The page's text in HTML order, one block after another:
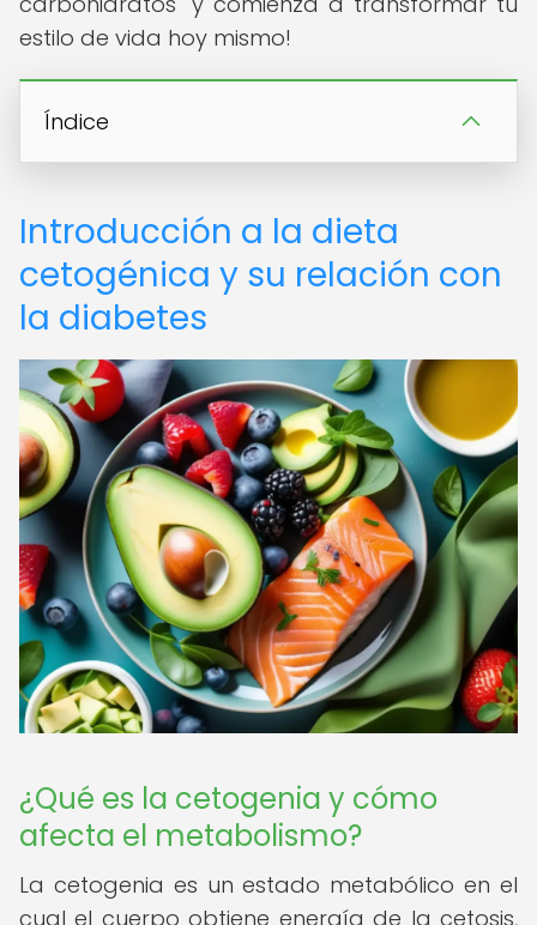
estilo de vida hoy mismo!
Índice
Introducción a la dieta
cetogénica y su relación con
la diabetes
¿Qué es la cetogenia y cómo
afecta el metabolismo?
La cetogenia es un estado metabólico en el
cual el cuerpo obtiene energía de la cetosis,